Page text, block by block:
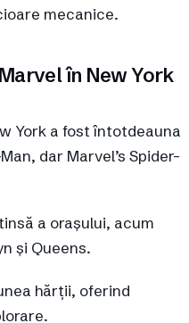
mecanice.
în New York
York a fost întotdeauna
dar Marvel’s Spider-
a orașului, acum
și Queens.
hărții, oferind